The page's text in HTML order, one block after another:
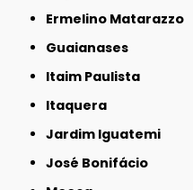
Ermelino Matarazzo
Guaianases
Itaim Paulista
Itaquera
Jardim Iguatemi
José Bonifácio